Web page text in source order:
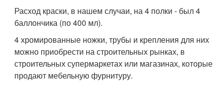
Расход краски, в нашем случаи, на 4 полки - был 4
баллончика (по 400 мл).
4 хромированные ножки, трубы и крепления для них
можно приобрести на строительных рынках, в
строительных супермаркетах или магазинах, которые
продают мебельную фурнитуру.